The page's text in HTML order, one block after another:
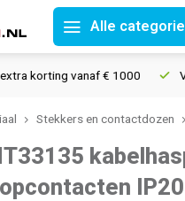
Alle
korting vanaf € 1000
Stekkers en contactdozen